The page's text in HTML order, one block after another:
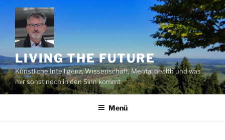
Zum
Inhalt
springen
LIVING THE FUTURE
Künstliche Intelligenz, Wissenschaft, Mental health und was
mir sonst noch in den Sinn kommt
Menü